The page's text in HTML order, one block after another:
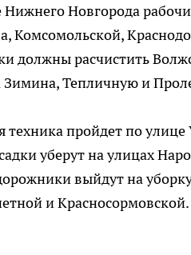
Новгорода
Комсомольской,
должны расчистить
Зимина, Тепличную и
пройдет по
уберут на улицах
выйдут на
и Красносормовской.